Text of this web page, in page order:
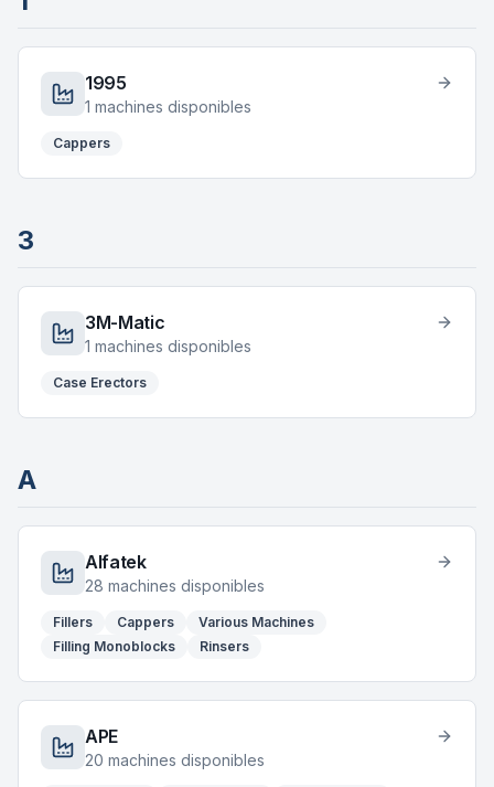
1995
1 machines disponibles
Cappers
3
3M-Matic
1 machines disponibles
Case Erectors
A
Alfatek
28 machines disponibles
Fillers Cappers
Various Machines
Filling Monoblocks
Rinsers
APE
20 machines disponibles